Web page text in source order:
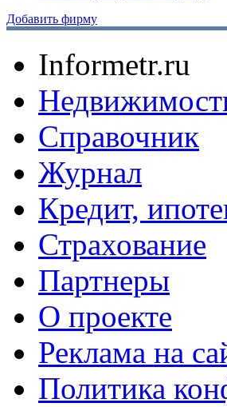
Добавить фирму
Informetr.ru
Справочник
Журнал
Кредит,
Страхование
Партнеры
O проекте
Реклама на
Политика